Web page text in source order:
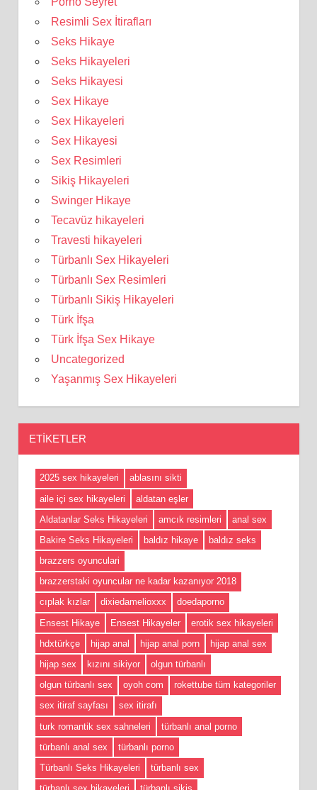
Resimli Sex İtirafları
Seks Hikaye
Seks Hikayeleri
Seks Hikayesi
Sex Hikaye
Sex Hikayeleri
Sex Hikayesi
Sex Resimleri
Sikiş Hikayeleri
Swinger Hikaye
Tecavüz hikayeleri
Travesti hikayeleri
Türbanlı Sex Hikayeleri
Türbanlı Sex Resimleri
Türbanlı Sikiş Hikayeleri
Türk İfşa
Türk İfşa Sex Hikaye
Uncategorized
Yaşanmış Sex Hikayeleri
ETIKETLER
2025 sex hikayeleri
ablasını sikti
aile içi sex hikayeleri
aldatan eşler
Aldatanlar Seks Hikayeleri
amcık resimleri
anal sex
Bakire Seks Hikayeleri
baldız hikaye
baldız seks
brazzers oyunculari
brazzerstaki oyuncular ne kadar kazanıyor 2018
cıplak kızlar
dixiedamelioxxx
doedaporno
Ensest Hikaye
Ensest Hikayeler
erotik sex hikayeleri
hdxtürkçe
hijap anal hijap anal porn
hijap anal sex
hijap sex
kızını sikiyor
olgun türbanlı
olgun türbanlı sex
oyoh com
rokettube tüm kategoriler
sex itiraf sayfası
sex itirafı
turk romantik sex sahneleri
türbanlı anal porno
türbanlı anal sex
türbanlı porno
Türbanlı Seks Hikayeleri
türbanlı sex